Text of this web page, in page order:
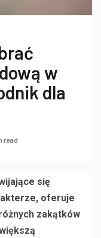
w
dla
read
się
oferuje
zakątków